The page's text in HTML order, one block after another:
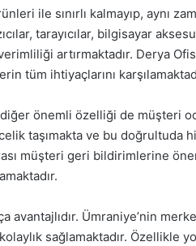
ile sınırlı kalmayıp, aynı
tarayıcılar, bilgisayar
artırmaktadır. Derya
tüm ihtiyaçlarını
önemli özelliği de müşteri
taşımakta ve bu doğrultuda
müşteri geri bildirimlerine
avantajlıdır. Ümraniye’nin
kolaylık sağlamaktadır.